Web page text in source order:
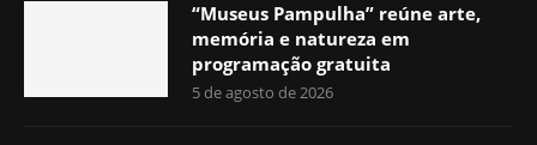
“Museus Pampulha” reúne arte,
memória e natureza em
programação gratuita
5 de agosto de 2026